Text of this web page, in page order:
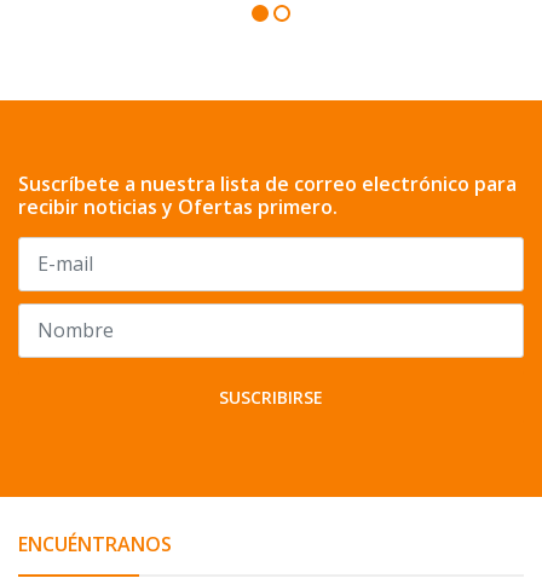
Suscríbete a nuestra lista de correo electrónico para
recibir noticias y Ofertas primero.
SUSCRIBIRSE
ENCUÉNTRANOS